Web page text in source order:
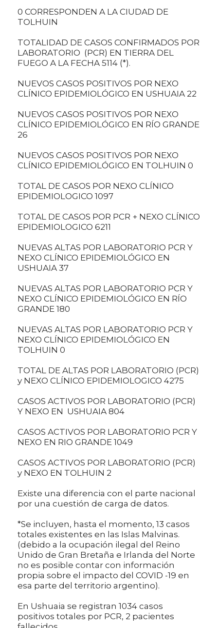
0 CORRESPONDEN A LA CIUDAD DE
TOLHUIN
TOTALIDAD DE CASOS CONFIRMADOS POR
LABORATORIO (PCR) EN TIERRA DEL
FUEGO A LA FECHA 5114 (*).
NUEVOS CASOS POSITIVOS POR NEXO
CLÍNICO EPIDEMIOLÓGICO EN USHUAIA 22
NUEVOS CASOS POSITIVOS POR NEXO
CLÍNICO EPIDEMIOLÓGICO EN RÍO GRANDE
26
NUEVOS CASOS POSITIVOS POR NEXO
CLÍNICO EPIDEMIOLÓGICO EN TOLHUIN 0
TOTAL DE CASOS POR NEXO CLÍNICO
EPIDEMIOLOGICO 1097
TOTAL DE CASOS POR PCR + NEXO CLÍNICO
EPIDEMIOLOGICO 6211
NUEVAS ALTAS POR LABORATORIO PCR Y
NEXO CLÍNICO EPIDEMIOLÓGICO EN
USHUAIA 37
NUEVAS ALTAS POR LABORATORIO PCR Y
NEXO CLÍNICO EPIDEMIOLÓGICO EN RÍO
GRANDE 180
NUEVAS ALTAS POR LABORATORIO PCR Y
NEXO CLÍNICO EPIDEMIOLÓGICO EN
TOLHUIN 0
TOTAL DE ALTAS POR LABORATORIO (PCR)
y NEXO CLÍNICO EPIDEMIOLOGICO 4275
CASOS ACTIVOS POR LABORATORIO (PCR)
Y NEXO EN USHUAIA 804
CASOS ACTIVOS POR LABORATORIO PCR Y
NEXO EN RIO GRANDE 1049
CASOS ACTIVOS POR LABORATORIO (PCR)
y NEXO EN TOLHUIN 2
Existe una diferencia con el parte nacional
por una cuestión de carga de datos.
*Se incluyen, hasta el momento, 13 casos
totales existentes en las Islas Malvinas.
(debido a la ocupación ilegal del Reino
Unido de Gran Bretaña e Irlanda del Norte
no es posible contar con información
propia sobre el impacto del COVID -19 en
esa parte del territorio argentino).
En Ushuaia se registran 1034 casos
positivos totales por PCR, 2 pacientes